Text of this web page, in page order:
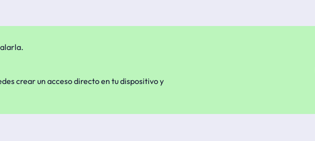
crear un acceso directo en tu dispositivo y